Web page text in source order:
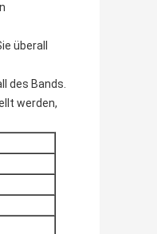
überall
des Bands.
werden,